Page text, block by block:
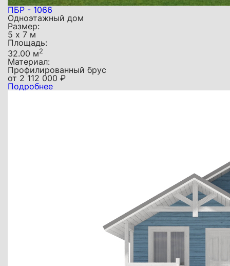
ПБР - 1066
Одноэтажный дом
Размер:
5 х 7 м
Площадь:
32.00 м2
Материал:
Профилированный брус
от 2 112 000 ₽
Подробнее